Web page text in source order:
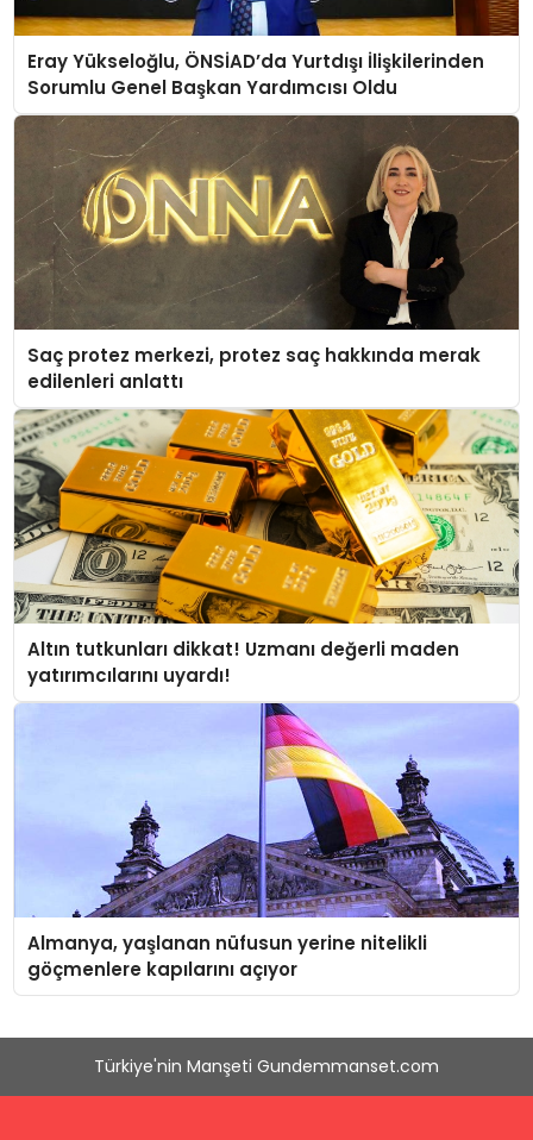
Eray Yükseloğlu, ÖNSİAD’da Yurtdışı İlişkilerinden
Sorumlu Genel Başkan Yardımcısı Oldu
Saç protez merkezi, protez saç hakkında merak
edilenleri anlattı
Altın tutkunları dikkat! Uzmanı değerli maden
yatırımcılarını uyardı!
Almanya, yaşlanan nüfusun yerine nitelikli
göçmenlere kapılarını açıyor
Türkiye'nin Manşeti Gundemmanset.com